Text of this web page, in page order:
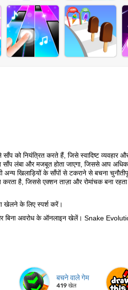
को नियंत्रित करते हैं, जिसे स्वादिष्ट व्यवहार
लंबा और मजबूत होता जाएगा, जिससे आप अधिक
खिलाड़ियों के साँपों से टकराने से बचना
है, जिससे एक्शन ताज़ा और रोमांचक बना
खेलने के लिए स्पर्श करें।
अवरोध के ऑनलाइन खेलें। Snake
बचने वाले गेम
419 खेल